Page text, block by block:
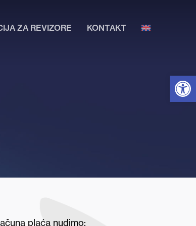
ZA REVIZORE KONTAKT
plaća nudimo: